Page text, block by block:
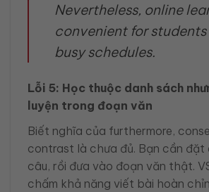
Nevertheless, online
convenient for
busy schedules.
Lỗi 5: Học thuộc danh sách
luyện trong đoạn văn
Biết nghĩa của furthermore,
contrast là chưa đủ. Bạn cần đặt
câu, rồi đưa vào đoạn văn thật.
chấm khả năng viết bài hoàn